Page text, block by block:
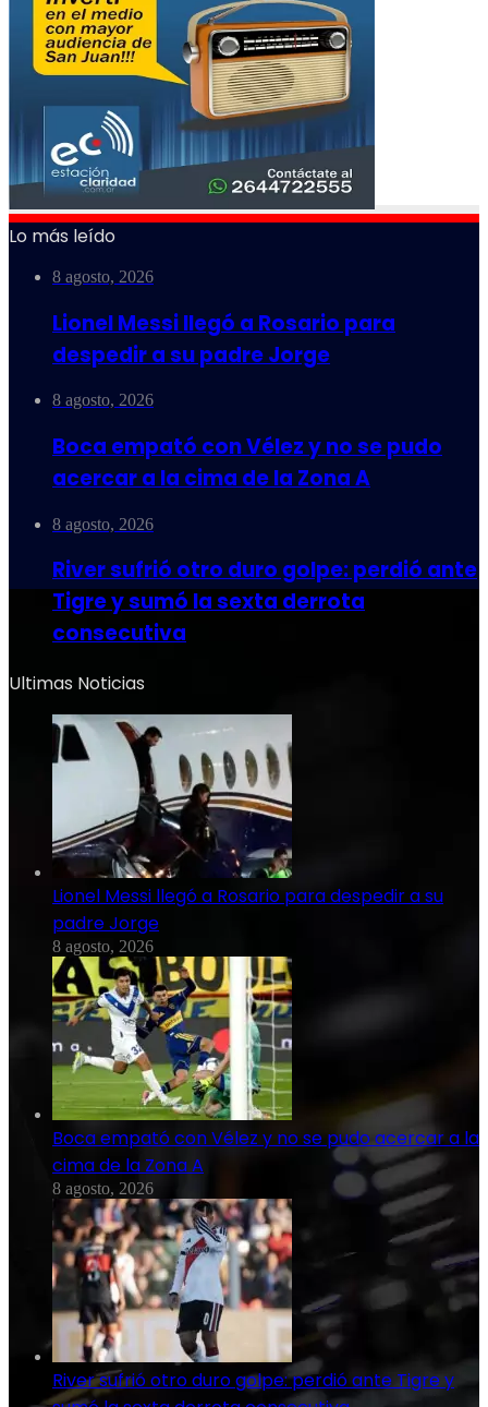
Lo más leído
8 agosto, 2026
Lionel Messi llegó a Rosario para
despedir a su padre Jorge
8 agosto, 2026
Boca empató con Vélez y no se pudo
acercar a la cima de la Zona A
8 agosto, 2026
River sufrió otro duro golpe: perdió ante
Tigre y sumó la sexta derrota
consecutiva
Ultimas Noticias
Lionel Messi llegó a Rosario para despedir a su
padre Jorge
8 agosto, 2026
Boca empató con Vélez y no se pudo acercar a la
cima de la Zona A
8 agosto, 2026
River sufrió otro duro golpe: perdió ante Tigre y